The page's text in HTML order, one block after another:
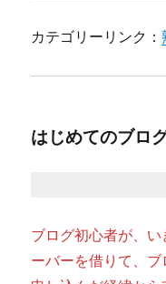
カテゴリーリンク：
はじめてのブロ
ブログ初心者が、
ーバーを借りて、ブ